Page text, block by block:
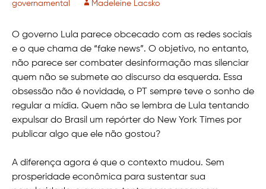
governamental
Madeleine Lacsko
O governo Lula parece obcecado com as redes sociais
e o que chama de “fake news”. O objetivo, no entanto,
não parece ser combater desinformação mas silenciar
quem não se submete ao discurso da esquerda. Essa
obsessão não é novidade, o PT sempre teve o sonho de
regular a mídia. Quem não se lembra de Lula tentando
expulsar do Brasil um repórter do New York Times por
publicar algo que ele não gostou?
A diferença agora é que o contexto mudou. Sem
prosperidade econômica para sustentar sua